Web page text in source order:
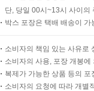
단, 당일 00시~13시 사이의
박스 포장은 택배 배송이
소비자의 책임 있는 사유로
소비자의 사용, 포장 개봉
복제가 가능한 상품 등의
소비자의 요청에 따라 개별